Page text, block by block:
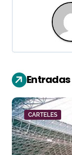
i
ó
n
d
e
CARTELES